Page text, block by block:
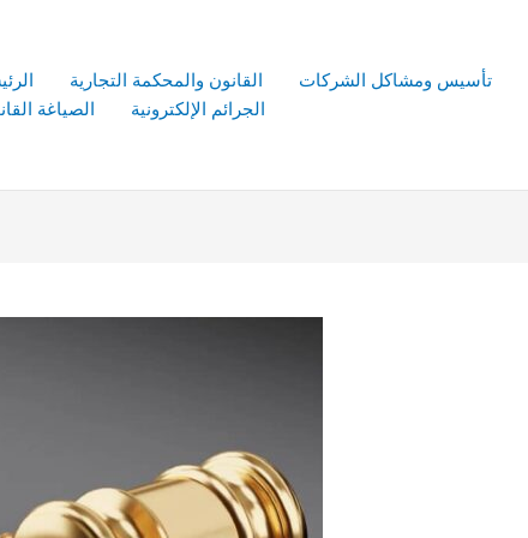
القانون والمحكمة التجارية تأسيس ومشاكل الشركات
الصياغة
الجرائم الإلكترونية